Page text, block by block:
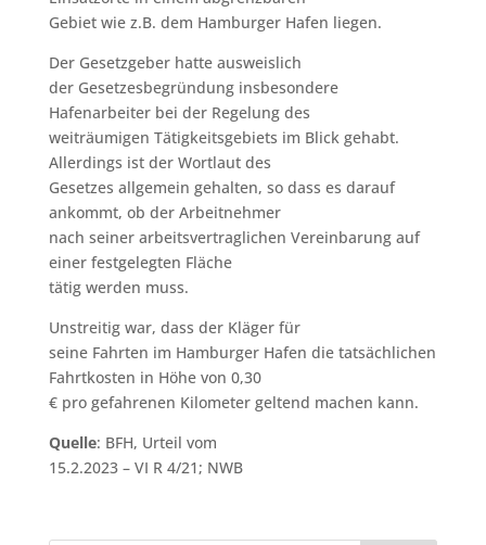
Gebiet wie z.B. dem Hamburger Hafen liegen.
Der Gesetzgeber hatte ausweislich
der Gesetzesbegründung insbesondere
Hafenarbeiter bei der Regelung des
weiträumigen Tätigkeitsgebiets im Blick gehabt.
Allerdings ist der Wortlaut des
Gesetzes allgemein gehalten, so dass es darauf
ankommt, ob der Arbeitnehmer
nach seiner arbeitsvertraglichen Vereinbarung auf
einer festgelegten Fläche
tätig werden muss.
Unstreitig war, dass der Kläger für
seine Fahrten im Hamburger Hafen die tatsächlichen
Fahrtkosten in Höhe von 0,30
€ pro gefahrenen Kilometer geltend machen kann.
Quelle: BFH, Urteil vom
15.2.2023 – VI R 4/21; NWB